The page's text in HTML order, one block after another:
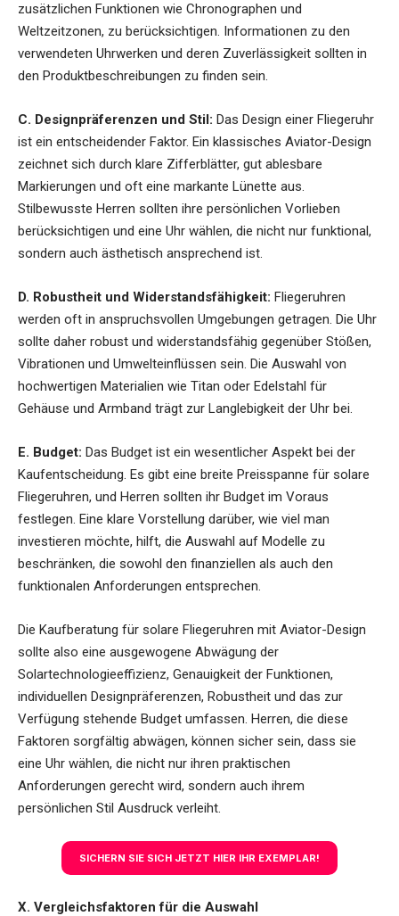
zusätzlichen Funktionen wie Chronographen und
Weltzeitzonen, zu berücksichtigen. Informationen zu den
verwendeten Uhrwerken und deren Zuverlässigkeit sollten in
den Produktbeschreibungen zu finden sein.
C. Designpräferenzen und Stil: Das Design einer Fliegeruhr
ist ein entscheidender Faktor. Ein klassisches Aviator-Design
zeichnet sich durch klare Zifferblätter, gut ablesbare
Markierungen und oft eine markante Lünette aus.
Stilbewusste Herren sollten ihre persönlichen Vorlieben
berücksichtigen und eine Uhr wählen, die nicht nur funktional,
sondern auch ästhetisch ansprechend ist.
D. Robustheit und Widerstandsfähigkeit: Fliegeruhren
werden oft in anspruchsvollen Umgebungen getragen. Die Uhr
sollte daher robust und widerstandsfähig gegenüber Stößen,
Vibrationen und Umwelteinflüssen sein. Die Auswahl von
hochwertigen Materialien wie Titan oder Edelstahl für
Gehäuse und Armband trägt zur Langlebigkeit der Uhr bei.
E. Budget: Das Budget ist ein wesentlicher Aspekt bei der
Kaufentscheidung. Es gibt eine breite Preisspanne für solare
Fliegeruhren, und Herren sollten ihr Budget im Voraus
festlegen. Eine klare Vorstellung darüber, wie viel man
investieren möchte, hilft, die Auswahl auf Modelle zu
beschränken, die sowohl den finanziellen als auch den
funktionalen Anforderungen entsprechen.
Die Kaufberatung für solare Fliegeruhren mit Aviator-Design
sollte also eine ausgewogene Abwägung der
Solartechnologieeffizienz, Genauigkeit der Funktionen,
individuellen Designpräferenzen, Robustheit und das zur
Verfügung stehende Budget umfassen. Herren, die diese
Faktoren sorgfältig abwägen, können sicher sein, dass sie
eine Uhr wählen, die nicht nur ihren praktischen
Anforderungen gerecht wird, sondern auch ihrem
persönlichen Stil Ausdruck verleiht.
SICHERN SIE SICH JETZT HIER IHR EXEMPLAR!
X. Vergleichsfaktoren für die Auswahl